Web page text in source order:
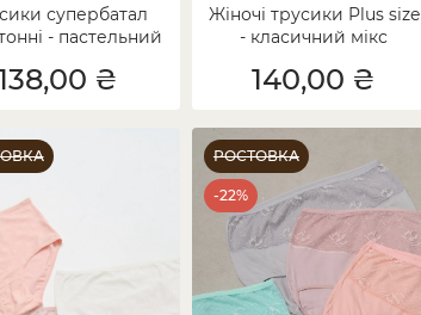
супербатал
- пастельний
₴
Жіночі трусики Plus size
- класичний мікс
140,00 ₴
РОСТОВКА
-22%